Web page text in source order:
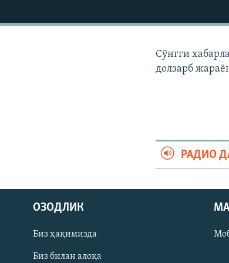
На русском
ИЖТИМОИЙ ТАРМОҚЛАР
Сўнгги
долзарб
РАДИО
ОЗОДЛИК
Биз ҳақимизда
Биз билан алоқа